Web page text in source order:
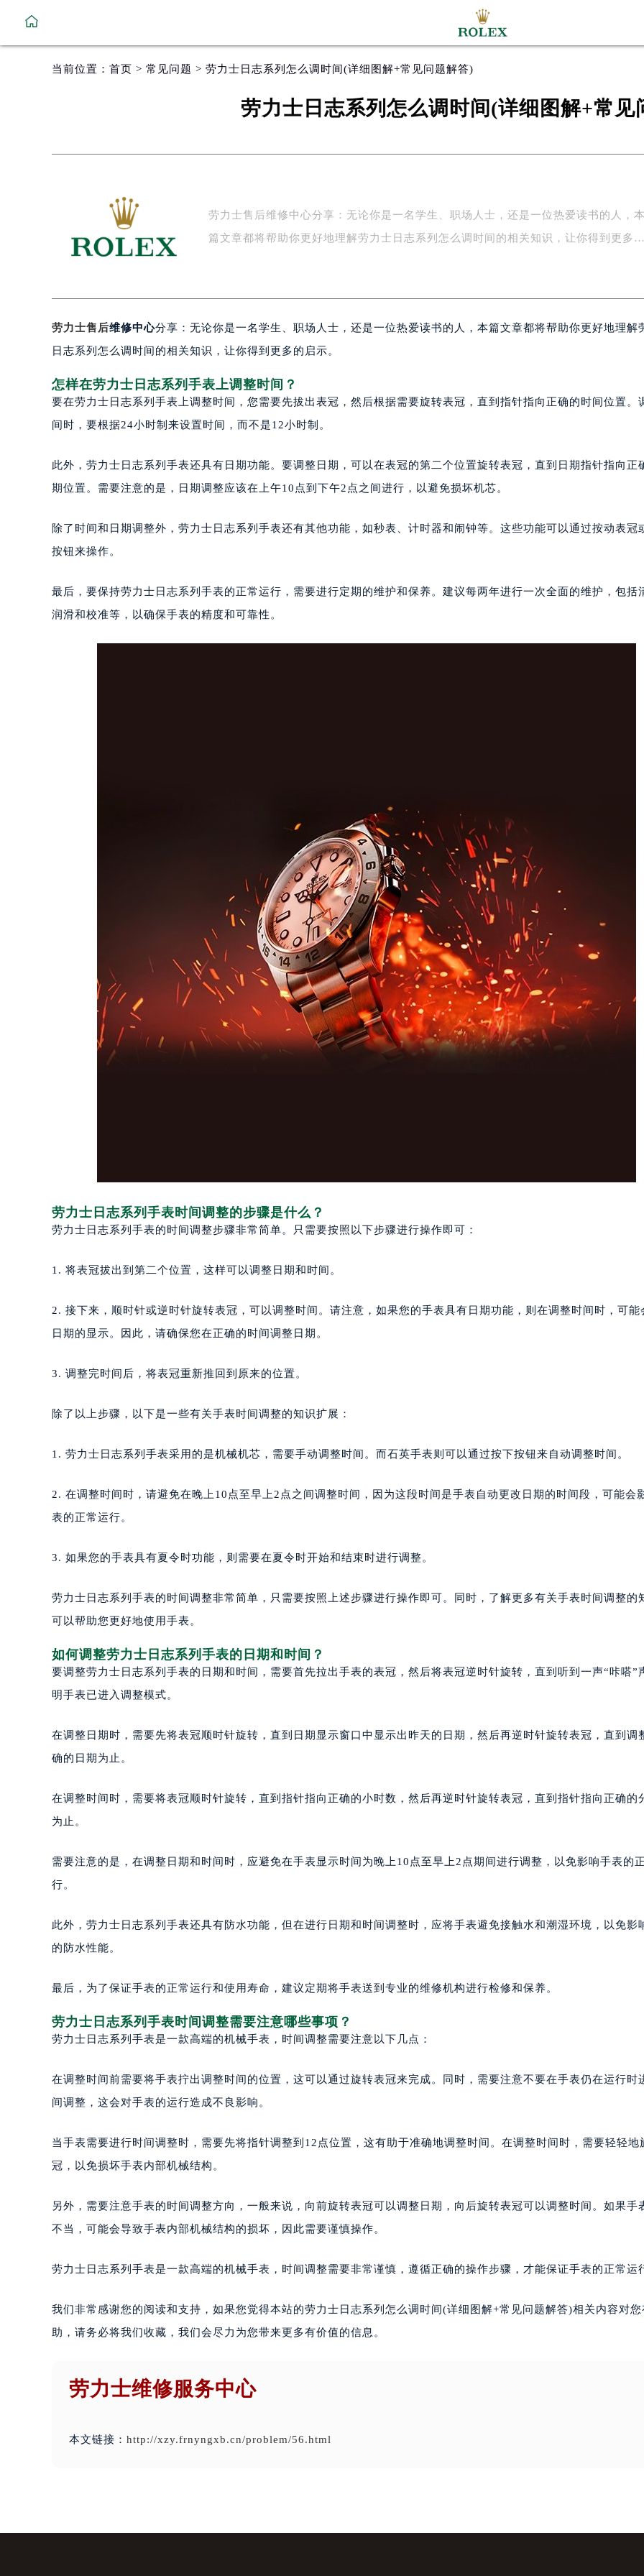
当前位置： 首页 > 常见问题 > 劳力士日志系列怎么调时间(详细图解+常见问题解答)
劳力士日志系列怎么调时间(详细图解+常见
劳力士售后维修中心分享：无论你是一名学生、职场人士，还是一位热爱读书的人，本
篇文章都将帮助你更好地理解劳力士日志系列怎么调时间的相关知识，让你得到更多…
劳力士售后维修中心分享：无论你是一名学生、职场人士，还是一位热爱读书的人，本篇文章都将帮助你更好地理解
日志系列怎么调时间的相关知识，让你得到更多的启示。
怎样在劳力士日志系列手表上调整时间？
要在劳力士日志系列手表上调整时间，您需要先拔出表冠，然后根据需要旋转表冠，直到指针指向正确的时间位置。
间时，要根据24小时制来设置时间，而不是12小时制。
此外，劳力士日志系列手表还具有日期功能。要调整日期，可以在表冠的第二个位置旋转表冠，直到日期指针指向正
期位置。需要注意的是，日期调整应该在上午10点到下午2点之间进行，以避免损坏机芯。
除了时间和日期调整外，劳力士日志系列手表还有其他功能，如秒表、计时器和闹钟等。这些功能可以通过按动表冠
按钮来操作。
最后，要保持劳力士日志系列手表的正常运行，需要进行定期的维护和保养。建议每两年进行一次全面的维护，包括
润滑和校准等，以确保手表的精度和可靠性。
劳力士日志系列手表时间调整的步骤是什么？
劳力士日志系列手表的时间调整步骤非常简单。只需要按照以下步骤进行操作即可：
1. 将表冠拔出到第二个位置，这样可以调整日期和时间。
2. 接下来，顺时针或逆时针旋转表冠，可以调整时间。请注意，如果您的手表具有日期功能，则在调整时间时，可能
日期的显示。因此，请确保您在正确的时间调整日期。
3. 调整完时间后，将表冠重新推回到原来的位置。
除了以上步骤，以下是一些有关手表时间调整的知识扩展：
1. 劳力士日志系列手表采用的是机械机芯，需要手动调整时间。而石英手表则可以通过按下按钮来自动调整时间。
2. 在调整时间时，请避免在晚上10点至早上2点之间调整时间，因为这段时间是手表自动更改日期的时间段，可能会
表的正常运行。
3. 如果您的手表具有夏令时功能，则需要在夏令时开始和结束时进行调整。
劳力士日志系列手表的时间调整非常简单，只需要按照上述步骤进行操作即可。同时，了解更多有关手表时间调整的
可以帮助您更好地使用手表。
如何调整劳力士日志系列手表的日期和时间？
要调整劳力士日志系列手表的日期和时间，需要首先拉出手表的表冠，然后将表冠逆时针旋转，直到听到一声“咔嗒”
明手表已进入调整模式。
在调整日期时，需要先将表冠顺时针旋转，直到日期显示窗口中显示出昨天的日期，然后再逆时针旋转表冠，直到调
确的日期为止。
在调整时间时，需要将表冠顺时针旋转，直到指针指向正确的小时数，然后再逆时针旋转表冠，直到指针指向正确的
为止。
需要注意的是，在调整日期和时间时，应避免在手表显示时间为晚上10点至早上2点期间进行调整，以免影响手表的
行。
此外，劳力士日志系列手表还具有防水功能，但在进行日期和时间调整时，应将手表避免接触水和潮湿环境，以免影
的防水性能。
最后，为了保证手表的正常运行和使用寿命，建议定期将手表送到专业的维修机构进行检修和保养。
劳力士日志系列手表时间调整需要注意哪些事项？
劳力士日志系列手表是一款高端的机械手表，时间调整需要注意以下几点：
在调整时间前需要将手表拧出调整时间的位置，这可以通过旋转表冠来完成。同时，需要注意不要在手表仍在运行时
间调整，这会对手表的运行造成不良影响。
当手表需要进行时间调整时，需要先将指针调整到12点位置，这有助于准确地调整时间。在调整时间时，需要轻轻地
冠，以免损坏手表内部机械结构。
另外，需要注意手表的时间调整方向，一般来说，向前旋转表冠可以调整日期，向后旋转表冠可以调整时间。如果手
不当，可能会导致手表内部机械结构的损坏，因此需要谨慎操作。
劳力士日志系列手表是一款高端的机械手表，时间调整需要非常谨慎，遵循正确的操作步骤，才能保证手表的正常运
我们非常感谢您的阅读和支持，如果您觉得本站的劳力士日志系列怎么调时间(详细图解+常见问题解答)相关内容对您
助，请务必将我们收藏，我们会尽力为您带来更多有价值的信息。
劳力士维修服务中心
本文链接： http://xzy.frnyngxb.cn/problem/56.html